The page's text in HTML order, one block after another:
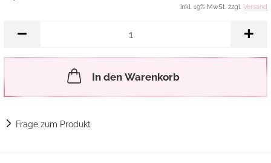
Merkzettel
inkl. 19% MwSt. zzgl. Versand
In den Warenkorb
Frage zum Produkt